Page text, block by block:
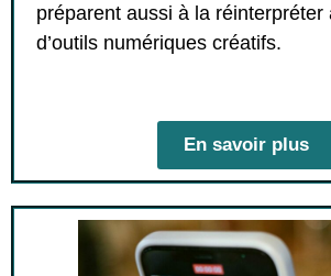
préparent aussi à la réinterpréter
d’outils numériques créatifs.
En savoir plus